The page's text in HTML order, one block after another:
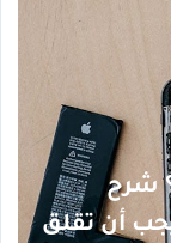
شرح
أن تقلق